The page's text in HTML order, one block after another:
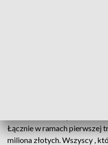
Łącznie w ramach pierwszej
miliona złotych. Wszyscy ,